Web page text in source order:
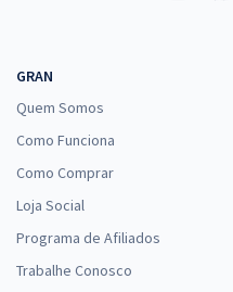
GRAN
Quem Somos
Como Funciona
Como Comprar
Loja Social
Programa de Afiliados
Trabalhe Conosco